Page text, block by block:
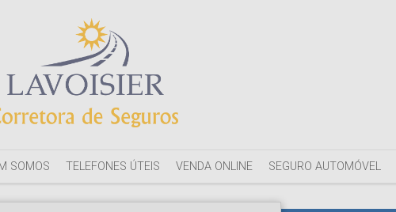
SOMOS TELEFONES ÚTEIS VENDA ONLINE SEGURO AUTOMÓVEL